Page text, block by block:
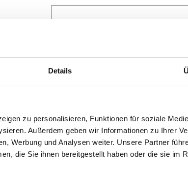
Details
zu personalisieren, Funktionen für soziale
Außerdem geben wir Informationen zu Ihrer
Werbung und Analysen weiter. Unsere Partner
die Sie ihnen bereitgestellt haben oder die sie im
„basic“
Holm zum Drehen.